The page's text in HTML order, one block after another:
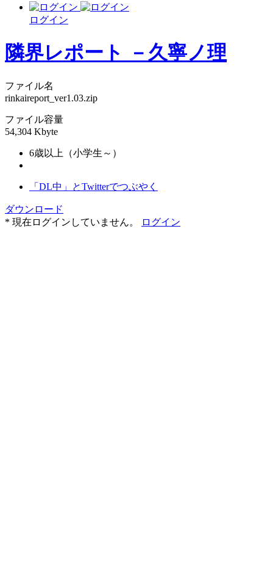
ログイン
隣界レポート －久寧ノ理
ファイル名
rinkaireport_ver1.03.zip
ファイル容量
54,304 Kbyte
6歳以上（小学生～）
「DL中」とTwitterでつぶやく
ダウンロード
* 現在ログインしていません。
ログイン